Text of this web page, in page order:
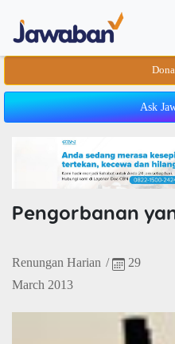
Ask
Pengorbanan
Renungan Harian /
29
March 2013